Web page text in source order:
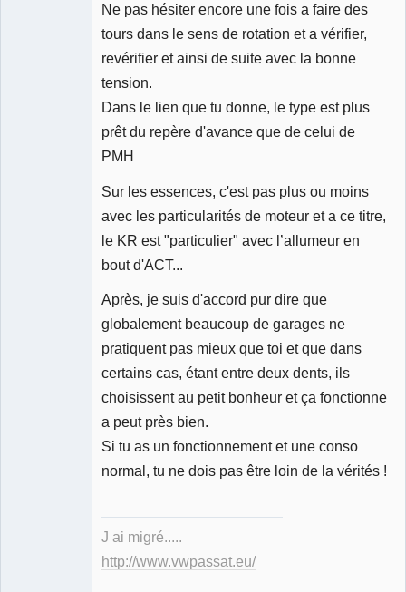
Ne pas hésiter encore une fois a faire des
tours dans le sens de rotation et a vérifier,
revérifier et ainsi de suite avec la bonne
tension.
Dans le lien que tu donne, le type est plus
prêt du repère d'avance que de celui de
PMH
Sur les essences, c'est pas plus ou moins
avec les particularités de moteur et a ce titre,
le KR est "particulier" avec l’allumeur en
bout d'ACT...
Après, je suis d'accord pur dire que
globalement beaucoup de garages ne
pratiquent pas mieux que toi et que dans
certains cas, étant entre deux dents, ils
choisissent au petit bonheur et ça fonctionne
a peut près bien.
Si tu as un fonctionnement et une conso
normal, tu ne dois pas être loin de la vérités !
J ai migré.....
http://www.vwpassat.eu/